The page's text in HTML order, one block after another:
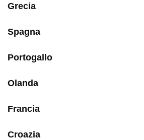
Grecia
Spagna
Portogallo
Olanda
Francia
Croazia